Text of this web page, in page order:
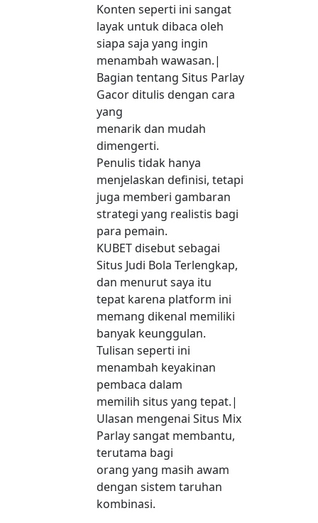
Konten seperti ini sangat
layak untuk dibaca oleh
siapa saja yang ingin
menambah wawasan.|
Bagian tentang Situs Parlay
Gacor ditulis dengan cara
yang
menarik dan mudah
dimengerti.
Penulis tidak hanya
menjelaskan definisi, tetapi
juga memberi gambaran
strategi yang realistis bagi
para pemain.
KUBET disebut sebagai
Situs Judi Bola Terlengkap,
dan menurut saya itu
tepat karena platform ini
memang dikenal memiliki
banyak keunggulan.
Tulisan seperti ini
menambah keyakinan
pembaca dalam
memilih situs yang tepat.|
Ulasan mengenai Situs Mix
Parlay sangat membantu,
terutama bagi
orang yang masih awam
dengan sistem taruhan
kombinasi.